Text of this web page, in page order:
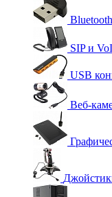
SIP и
USB
Веб-